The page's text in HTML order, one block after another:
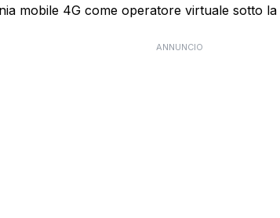
mobile 4G come operatore virtuale sotto
ANNUNCIO